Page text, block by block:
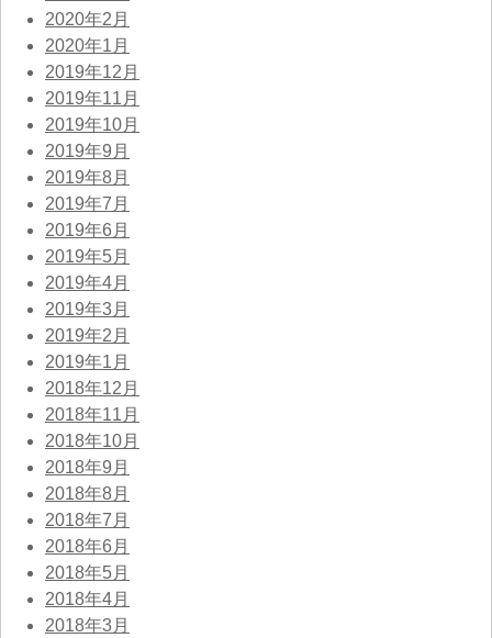
2020年2月
2020年1月
2019年12月
2019年11月
2019年10月
2019年9月
2019年8月
2019年7月
2019年6月
2019年5月
2019年4月
2019年3月
2019年2月
2019年1月
2018年12月
2018年11月
2018年10月
2018年9月
2018年8月
2018年7月
2018年6月
2018年5月
2018年4月
2018年3月